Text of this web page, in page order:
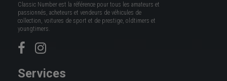
Classic Number est la référence pour tous les amateurs et
passionnés, acheteurs et vendeurs de véhicules de
collection, voitures de sport et de prestige, oldtimers et
youngtimers.
Services